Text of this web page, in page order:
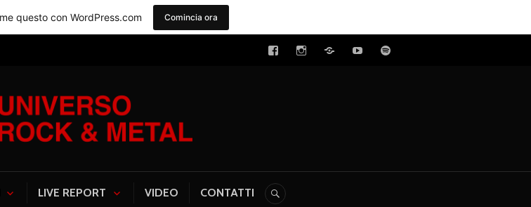
Rock & Metal
LIVE REPORT VIDEO CONTATTI
questo con WordPress.com Comincia ora